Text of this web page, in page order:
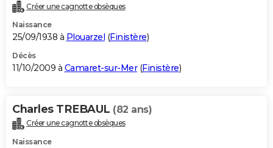
Créer une cagnotte obsèques
Naissance
25/09/1938 à Plouarzel (Finistère)
Décès
11/10/2009 à Camaret-sur-Mer(Finistère)
Charles TREBAUL (82 ans)
Créer une cagnotte obsèques
Naissance